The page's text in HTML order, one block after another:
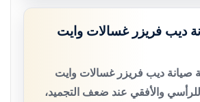
ديب فريزر غسالات وايت
صيانة ديب فريزر غسالات وايت
والأفقي عند ضعف التجميد،